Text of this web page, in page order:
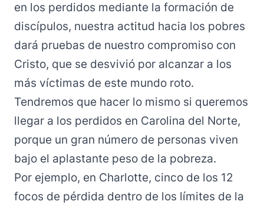
en los perdidos mediante la formación de
discípulos, nuestra actitud hacia los pobres
dará pruebas de nuestro compromiso con
Cristo, que se desvivió por alcanzar a los
más víctimas de este mundo roto.
Tendremos que hacer lo mismo si queremos
llegar a los perdidos en Carolina del Norte,
porque un gran número de personas viven
bajo el aplastante peso de la pobreza.
Por ejemplo, en Charlotte, cinco de los 12
focos de pérdida dentro de los límites de la